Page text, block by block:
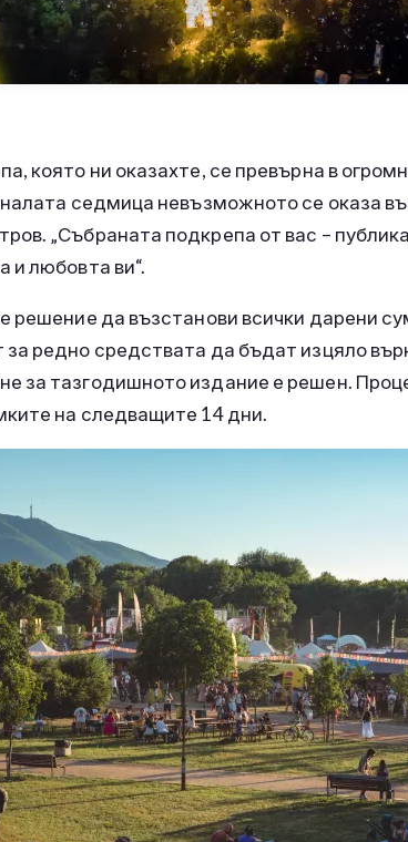
която ни оказахте, се превърна в
седмица невъзможното се оказа
„Събраната подкрепа от вас –
и любовта ви“.
решение да възстанови всички дарени
за редно средствата да бъдат изцяло
за тазгодишното издание е решен.
на следващите 14 дни.